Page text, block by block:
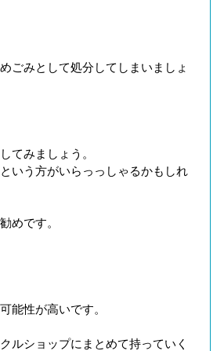
ごみとして処分してしまいましょ
てみましょう。
いう方がいらっっしゃるかもしれ
めです。
能性が高いです。
ルショップにまとめて持っていく